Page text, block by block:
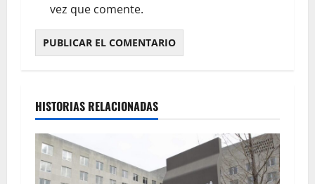
vez que comente.
HISTORIAS RELACIONADAS